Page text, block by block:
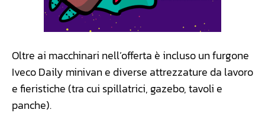
Oltre ai macchinari nell’offerta è incluso un furgone
Iveco Daily minivan e diverse attrezzature da lavoro
e fieristiche (tra cui spillatrici, gazebo, tavoli e
panche).